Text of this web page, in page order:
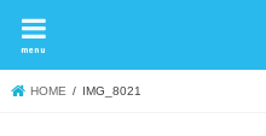
menu
HOME IMG_8021